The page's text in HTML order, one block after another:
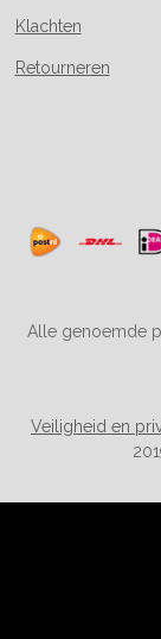
Klachten
Retourneren
Alle genoemde
Veiligheid en